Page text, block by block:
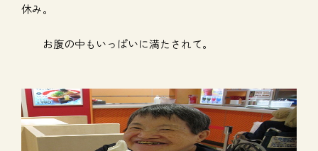
休み。
お腹の中もいっぱいに満たされて。